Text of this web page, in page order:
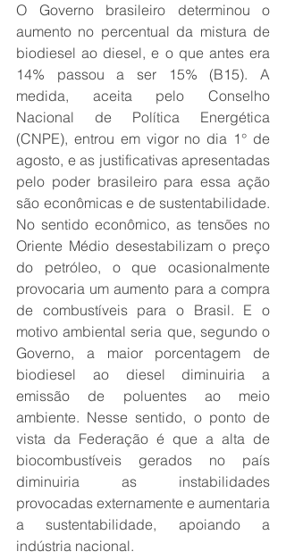
O Governo brasileiro determinou o
aumento no percentual da mistura de
biodiesel ao diesel, e o que antes era
14% passou a ser 15% (B15). A
medida, aceita pelo Conselho
Nacional de Política Energética
(CNPE), entrou em vigor no dia 1° de
agosto, e as justificativas apresentadas
pelo poder brasileiro para essa ação
são econômicas e de sustentabilidade.
No sentido econômico, as tensões no
Oriente Médio desestabilizam o preço
do petróleo, o que ocasionalmente
provocaria um aumento para a compra
de combustíveis para o Brasil. E o
motivo ambiental seria que, segundo o
Governo, a maior porcentagem de
biodiesel ao diesel diminuiria a
emissão de poluentes ao meio
ambiente. Nesse sentido, o ponto de
vista da Federação é que a alta de
biocombustíveis gerados no país
diminuiria as instabilidades
provocadas externamente e aumentaria
a sustentabilidade, apoiando a
indústria nacional.